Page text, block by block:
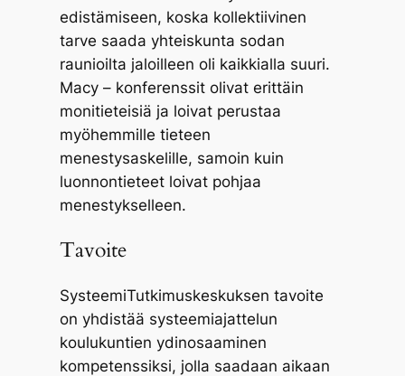
edistämiseen, koska kollektiivinen
tarve saada yhteiskunta sodan
raunioilta jaloilleen oli kaikkialla suuri.
Macy – konferenssit olivat erittäin
monitieteisiä ja loivat perustaa
myöhemmille tieteen
menestysaskelille, samoin kuin
luonnontieteet loivat pohjaa
menestykselleen.
Tavoite
SysteemiTutkimuskeskuksen tavoite
on yhdistää systeemiajattelun
koulukuntien ydinosaaminen
kompetenssiksi, jolla saadaan aikaan